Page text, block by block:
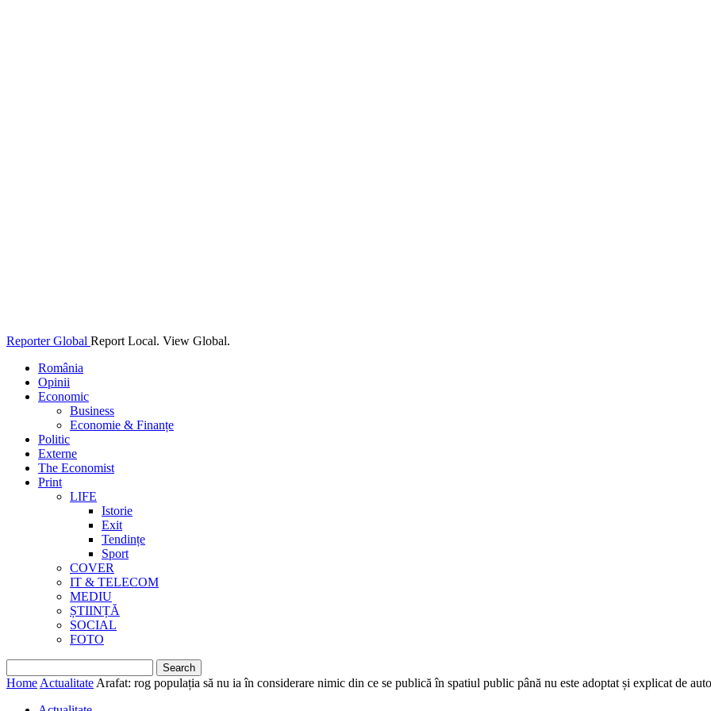
Reporter Global Report Local. View Global.
România
Opinii
Economic
Business
Economie & Finanțe
Politic
Externe
The Economist
Print
LIFE
Istorie
Exit
Tendințe
Sport
COVER
IT & TELECOM
MEDIU
ȘTIINȚĂ
SOCIAL
FOTO
Home Actualitate Arafat: rog populația să nu ia în considerare nimic din ce se publică în spatiul public până nu este adoptat și explicat de